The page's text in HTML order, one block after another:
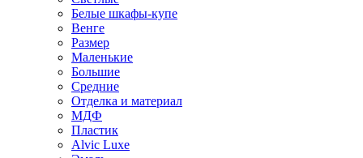
Белые шкафы-купе
Венге
Размер
Маленькие
Большие
Средние
Отделка и материал
МДФ
Пластик
Alvic Luxe